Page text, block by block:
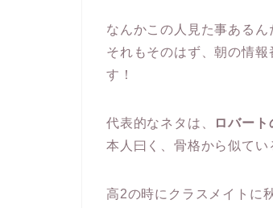
なんかこの人見た事あるん
それもそのはず、朝の情報
す！
代表的なネタは、 ロバー
本人曰く、骨格から似て
高2の時にクラスメイトに